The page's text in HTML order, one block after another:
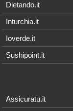
Dietando.it
Inturchia.it
Ioverde.it
Sushipoint.it
Assicuratu.it